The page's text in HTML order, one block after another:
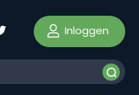
Inloggen